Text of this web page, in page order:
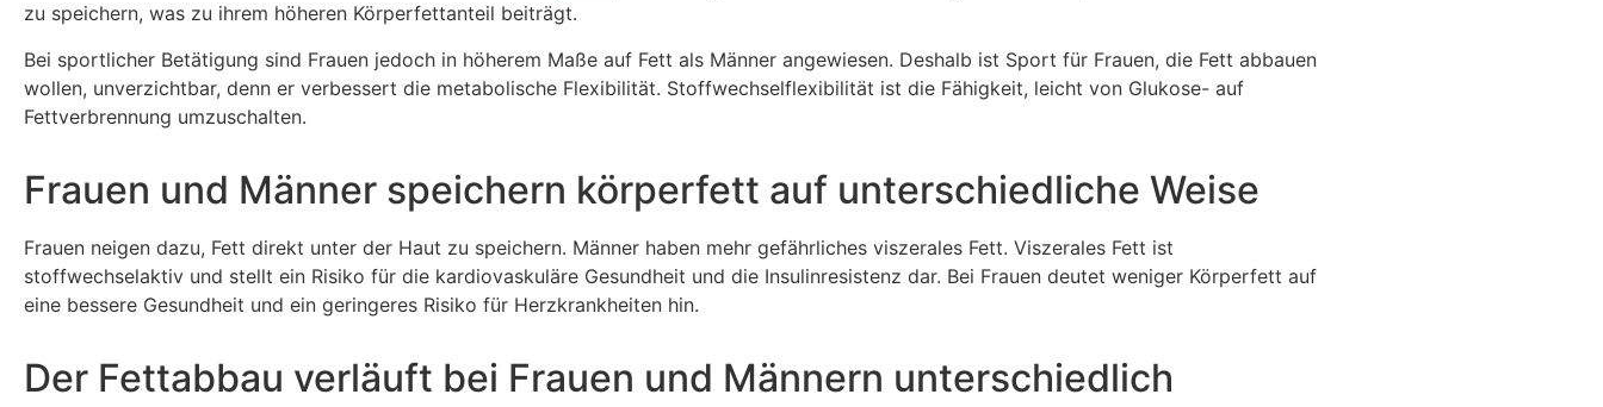
zu speichern, was zu ihrem höheren Körperfettanteil beiträgt.
Bei sportlicher Betätigung sind Frauen jedoch in höherem Maße auf Fett als Männer angewiesen. Deshalb ist Sport für Frauen, die Fett abbauen
wollen, unverzichtbar, denn er verbessert die metabolische Flexibilität. Stoffwechselflexibilität ist die Fähigkeit, leicht von Glukose- auf
Fettverbrennung umzuschalten.
Frauen und Männer speichern körperfett auf unterschiedliche Weise
Frauen neigen dazu, Fett direkt unter der Haut zu speichern. Männer haben mehr gefährliches viszerales Fett. Viszerales Fett ist
stoffwechselaktiv und stellt ein Risiko für die kardiovaskuläre Gesundheit und die Insulinresistenz dar. Bei Frauen deutet weniger Körperfett auf
eine bessere Gesundheit und ein geringeres Risiko für Herzkrankheiten hin.
Der Fettabbau verläuft bei Frauen und Männern unterschiedlich